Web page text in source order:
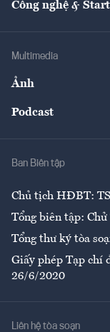
Tư vấn
Công nghệ &
Multimedia
Ảnh
Podcast
Ban Biên tập
Chủ tịch HĐBT:
Tổng biên tập:
Tổng thư ký tòa
Giấy phép Tạp chí
26/6/2020
Liên hệ tòa soạn